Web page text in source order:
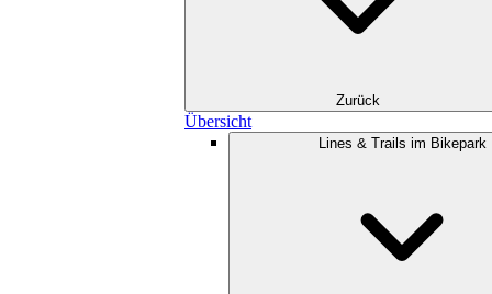
Zurück
Übersicht
Lines & Trails im Bikepark